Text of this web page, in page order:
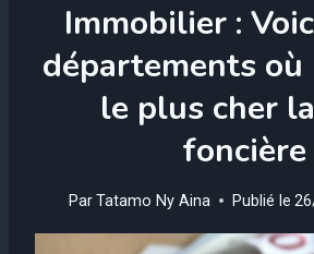
Immobilier :
départements où
le plus cher
foncière
ParTatamo Ny Aina Publié le